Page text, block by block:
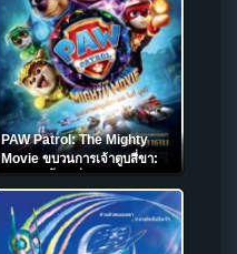
PAW Patrol: The Mighty
Movie ขบวนการเจ้าตูบสี่ขา:
เดอะ ไมตี้ มูฟวี่ (2023)